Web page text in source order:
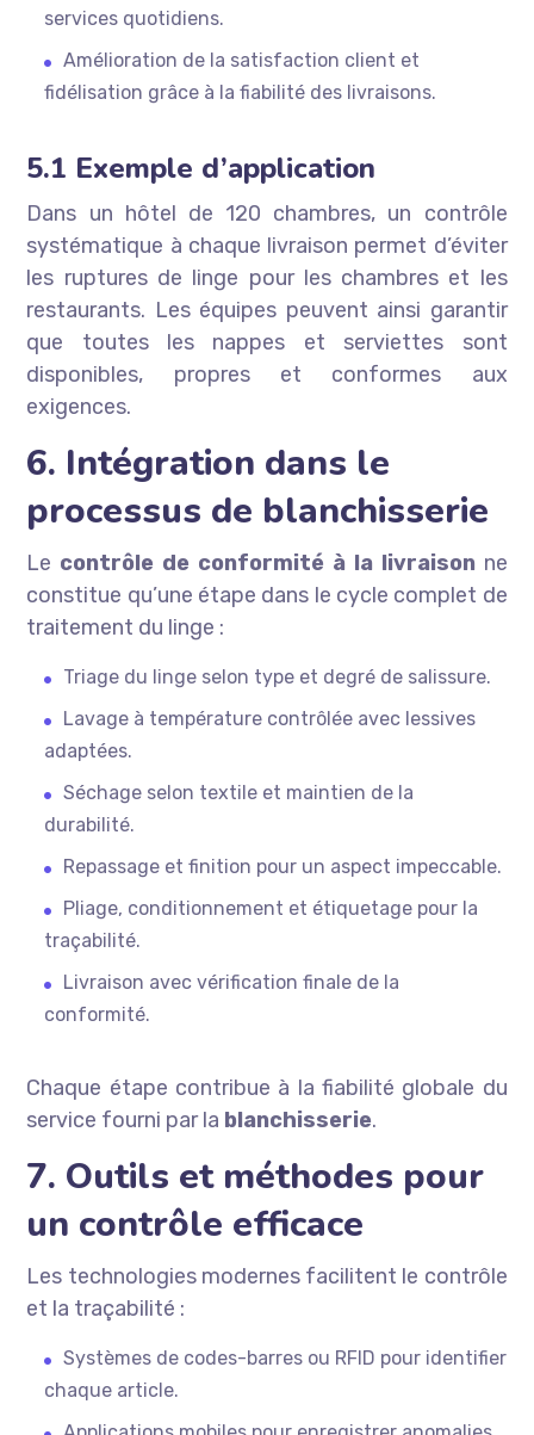
services quotidiens.
Amélioration de la satisfaction client et
fidélisation grâce à la fiabilité des livraisons.
5.1 Exemple d’application
Dans un hôtel de 120 chambres, un contrôle
systématique à chaque livraison permet d’éviter
les ruptures de linge pour les chambres et les
restaurants. Les équipes peuvent ainsi garantir
que toutes les nappes et serviettes sont
disponibles, propres et conformes aux
exigences.
6. Intégration dans le
processus de blanchisserie
Le contrôle de conformité à la livraisonne
constitue qu’une étape dans le cycle complet de
traitement du linge :
Triage du linge selon type et degré de salissure.
Lavage à température contrôlée avec lessives
adaptées.
Séchage selon textile et maintien de la
durabilité.
Repassage et finition pour un aspect impeccable.
Pliage, conditionnement et étiquetage pour la
traçabilité.
Livraison avec vérification finale de la
conformité.
Chaque étape contribue à la fiabilité globale du
service fourni par la blanchisserie.
7. Outils et méthodes pour
un contrôle efficace
Les technologies modernes facilitent le contrôle
et la traçabilité :
Systèmes de codes-barres ou RFID pour identifier
chaque article.